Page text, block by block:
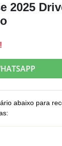
2025
abaixo para